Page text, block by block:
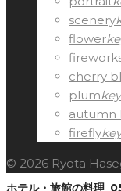
scenery
flower
cherry
plum
autumn
firefly
© 2026 Ryota
ホテル・旅館の料理